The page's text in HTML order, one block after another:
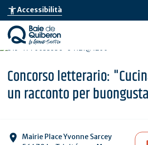
Skip
main
content
accessibility_newAccessibilità
Concorso letterario:
un racconto per
Mairie Place Yvonne Sarcey